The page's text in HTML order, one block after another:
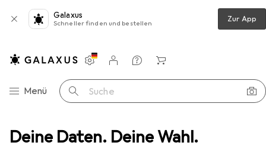
Deine Daten. Deine Wahl.
Galaxus
Schneller finden und bestellen Zur App
Navigation nach Kategorien
Menü Suche
Einstellungen
Kundenkonto
Vergleichslisten
Merklisten
Warenkorb
Accessoires Sonnenbrille Oakley Holbrook